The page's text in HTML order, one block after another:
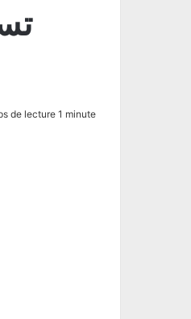
de lecture 1 minute